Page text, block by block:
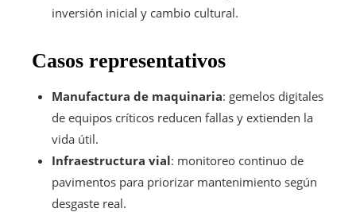
inversión inicial y cambio cultural.
Casos representativos
Manufactura de maquinaria: gemelos digitales
de equipos críticos reducen fallas y extienden la
vida útil.
Infraestructura vial: monitoreo continuo de
pavimentos para priorizar mantenimiento según
desgaste real.